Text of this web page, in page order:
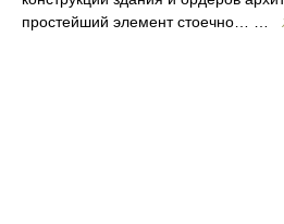
простейший элемент стоечно… …